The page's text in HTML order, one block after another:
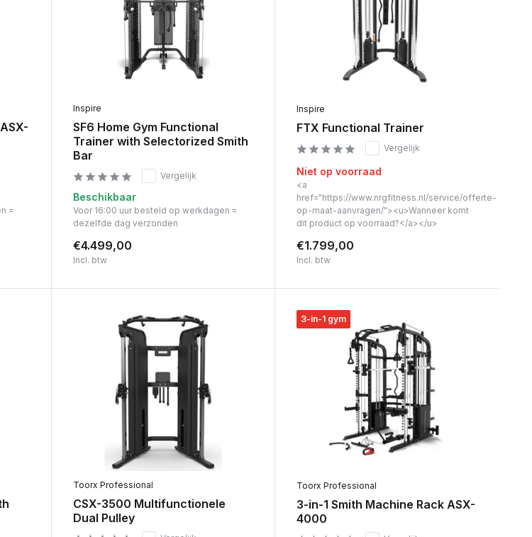
=
Inspire
SF6 Home Gym Functional
Trainer with Selectorized Smith
Bar
Vergelijk
Beschikbaar
Voor 16:00 uur besteld op werkdagen =
dezelfde dag verzonden
€4.499,00
Incl. btw
Inspire
FTX Functional Trainer
Vergelijk
Niet op voorraad
<a
href="https://www.nrgfitness.nl/service/offerte-
op-maat-aanvragen/"><u>Wanneer komt
dit product op voorraad?</a></u>
€1.799,00
Incl. btw
Toorx Professional
CSX-3500 Multifunctionele
Dual Pulley
3-in-1 gym
Toorx Professional
3-in-1 Smith Machine Rack ASX-
4000